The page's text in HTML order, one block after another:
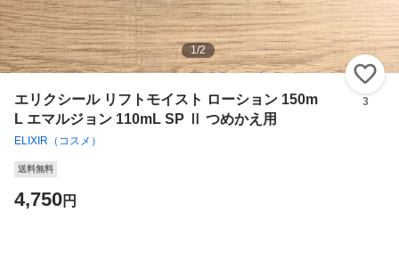
1/2
エリクシール リフトモイスト ローション 150m
L エマルジョン 110mL SP Ⅱ つめかえ用
ELIXIR（コスメ）
3
送料無料
4,750円